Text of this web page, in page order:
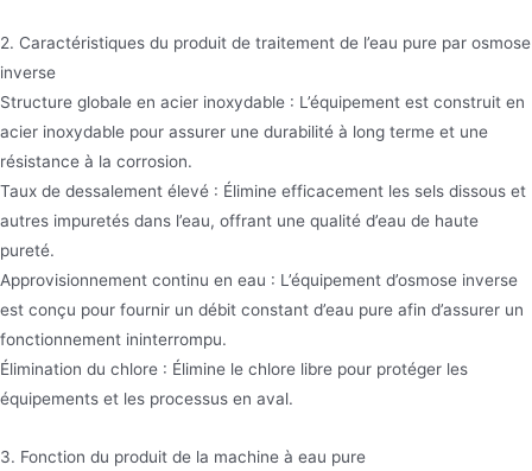
2. Caractéristiques du produit de traitement de l’eau pure par osmose
inverse
Structure globale en acier inoxydable : L’équipement est construit en
acier inoxydable pour assurer une durabilité à long terme et une
résistance à la corrosion.
Taux de dessalement élevé : Élimine efficacement les sels dissous et
autres impuretés dans l’eau, offrant une qualité d’eau de haute
pureté.
Approvisionnement continu en eau : L’équipement d’osmose inverse
est conçu pour fournir un débit constant d’eau pure afin d’assurer un
fonctionnement ininterrompu.
Élimination du chlore : Élimine le chlore libre pour protéger les
équipements et les processus en aval.
3. Fonction du produit de la machine à eau pure